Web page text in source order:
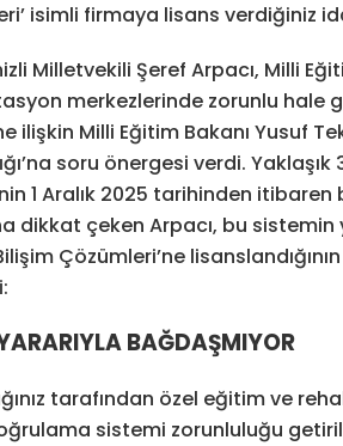
isimli firmaya lisans verdiğiniz
Milletvekili Şeref Arpacı, Milli
merkezlerinde zorunlu hale
ilişkin Milli Eğitim Bakanı Yusuf
soru önergesi verdi.
1 Aralık 2025 tarihinden
dikkat çeken Arpacı, bu
Çözümleri’ne
BAĞDAŞMIYOR
tarafından özel eğitim ve
sistemi zorunluluğu